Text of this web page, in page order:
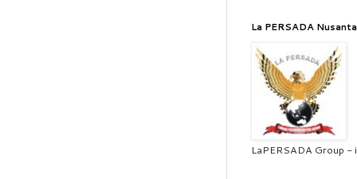
La PERSADA
LaPERSADA Group -